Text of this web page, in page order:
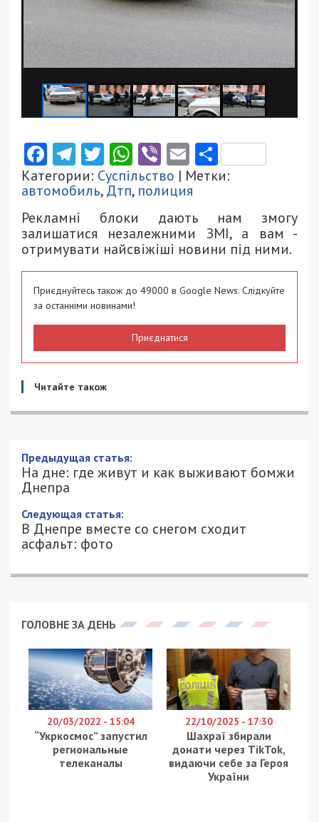
Facebook
Telegram
Twitter
WhatsApp
ViberEmail
Категории: Суспільство | Метки:
автомобиль,Дтп, полиция
Рекламні блоки дають нам змогу
залишатися незалежними ЗМІ, а вам -
отримувати найсвіжіші новини під ними.
Приєднуйтесь також до 49000 в Google News. Слідкуйте
за останніми новинами!
Приєднатися
Читайте також
Предыдущая статья:
На дне: где живут и как выживают бомжи
Днепра
Следующая статья:
В Днепре вместе со снегом сходит
асфальт: фото
ГОЛОВНЕ ЗА ДЕНЬ
20/03/2022 - 15:04
“Укркосмос” запустил
региональные
телеканалы
22/10/2025 - 17:30
Шахраї збирали
донати через TikTok,
видаючи себе за Героя
України